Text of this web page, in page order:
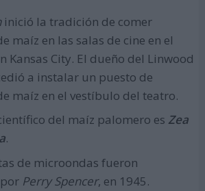
inició la tradición de comer
maíz en las salas de cine en el
Kansas City. El dueño del Linwood
a instalar un puesto de
maíz en el vestíbulo del teatro.
del maíz palomero es Zea
.
de microondas fueron
Perry Spencer, en 1945.